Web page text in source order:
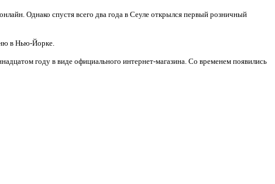
Однако спустя всего два года в Сеуле открылся первый розничный
в Нью-Йорке.
году в виде официального интернет-магазина. Со временем появились